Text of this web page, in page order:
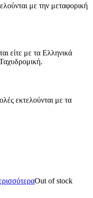
με την μεταφορική
είτε με τα Ελληνικά
εκτελούνται με τα
Out of stock